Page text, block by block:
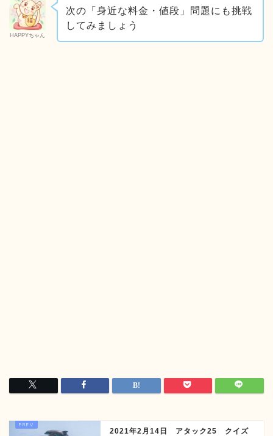
HAPPYちゃん
次の「身近な料金・値段」問題にも挑戦
してみましょう
2021年2月14日 アタック25 クイズ